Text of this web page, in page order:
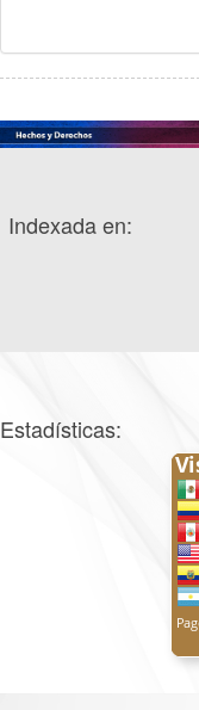
Indexada en:
Estadísticas: